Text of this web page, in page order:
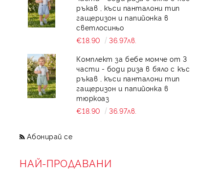
ръкав , къси панталони тип
гащеризон и папийонка в
светлосиньо
€18.90
36.97лв.
Комплект за бебе момче от 3
части - боди риза в бяло с къс
ръкав , къси панталони тип
гащеризон и папийонка в
тюркоаз
€18.90
36.97лв.
Абонирай се
НАЙ-ПРОДАВАНИ